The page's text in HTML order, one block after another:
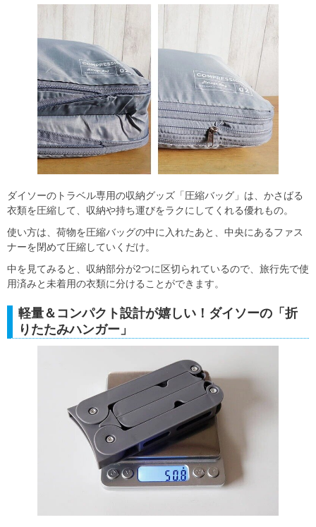
ダイソーのトラベル専用の収納グッズ「圧縮バッグ」は、かさばる
衣類を圧縮して、収納や持ち運びをラクにしてくれる優れもの。
使い方は、荷物を圧縮バッグの中に入れたあと、中央にあるファス
ナーを閉めて圧縮していくだけ。
中を見てみると、収納部分が2つに区切られているので、旅行先で使
用済みと未着用の衣類に分けることができます。
軽量＆コンパクト設計が嬉しい！ダイソーの「折
りたたみハンガー」